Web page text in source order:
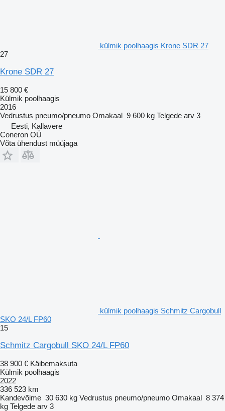
külmik poolhaagis Krone SDR 27
27
Krone SDR 27
15 800 €
Külmik poolhaagis
2016
Vedrustus pneumo/pneumo Omakaal 9 600 kg Telgede arv 3
Eesti, Kallavere
Coneron OÜ
Võta ühendust müüjaga
külmik poolhaagis Schmitz Cargobull
SKO 24/L FP60
15
Schmitz Cargobull SKO 24/L FP60
38 900 € Käibemaksuta
Külmik poolhaagis
2022
336 523 km
Kandevõime 30 630 kg Vedrustus pneumo/pneumo Omakaal 8 374
kg Telgede arv 3